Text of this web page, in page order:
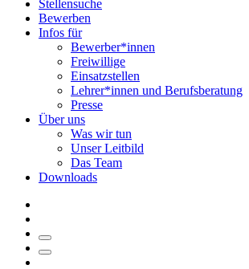
Stellensuche
Bewerben
Infos für
Bewerber*innen
Freiwillige
Einsatzstellen
Lehrer*innen und Berufsberatung
Presse
Über uns
Was wir tun
Unser Leitbild
Das Team
Downloads